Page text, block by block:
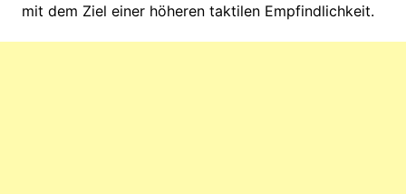
mit dem Ziel einer höheren taktilen Empfindlichkeit.